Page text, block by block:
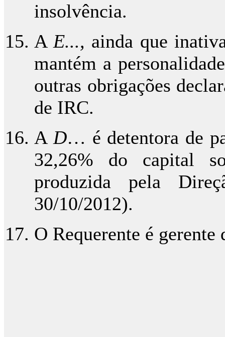
insolvência.
AE..., ainda que
mantém a
outras obrigações
de IRC.
A D… é detentora de
32,26% do capital
produzida pela
30/10/2012).
O Requerente é gerente